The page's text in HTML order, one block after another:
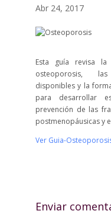
Abr 24, 2017
Esta guía revisa
osteoporosis,
disponibles y la
para desarrollar
prevención de las
postmenopáusicas y
Ver Guia-
Enviar